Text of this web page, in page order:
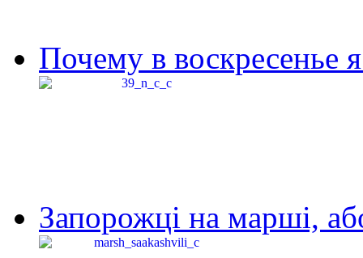
Почему в воскресенье
Запорожці на марші,